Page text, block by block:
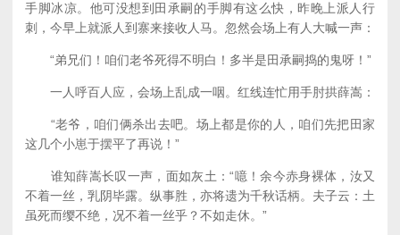
手脚冰凉。他可没想到田承嗣的手脚有这么快，昨晚上派人行
刺，今早上就派人到寨来接收人马。忽然会场上有人大喊一声：
“弟兄们！咱们老爷死得不明白！多半是田承嗣捣的鬼呀！”
一人呼百人应，会场上乱成一咽。红线连忙用手肘拱薛嵩：
“老爷，咱们俩杀出去吧。场上都是你的人，咱们先把田家
这几个小崽于摆平了再说！”
谁知薛嵩长叹一声，面如灰土：“噫！余今赤身裸体，汝又
不着一丝，乳阴毕露。纵事胜，亦将遗为千秋话柄。夫子云：土
虽死而缨不绝，况不着一丝乎？不如走休。”